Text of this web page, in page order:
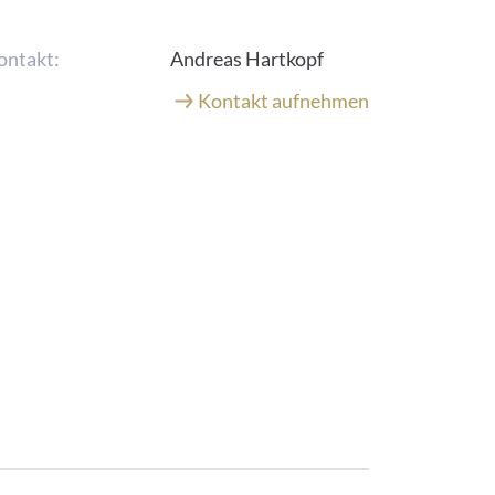
Andreas Hartkopf
Kontakt aufnehmen